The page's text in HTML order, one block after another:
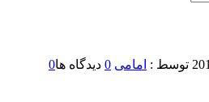
توسط : امامی 0 دیدگاه ها0